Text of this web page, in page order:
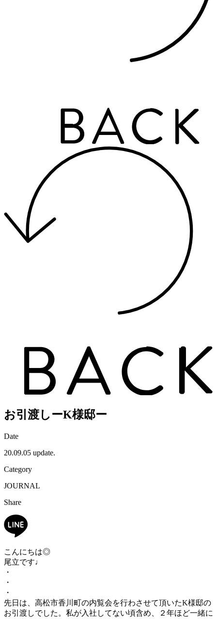
お引渡しーK様邸ー
Date
20.09.05 update.
Category
JOURNAL
Share
こんにちは◎
尾立です♩
・
・
・
先日は、高松市香川町の内覧会を行わさせて頂いたK様邸の
お引渡しでした。私が入社してない頃含め、２年ほど一緒に